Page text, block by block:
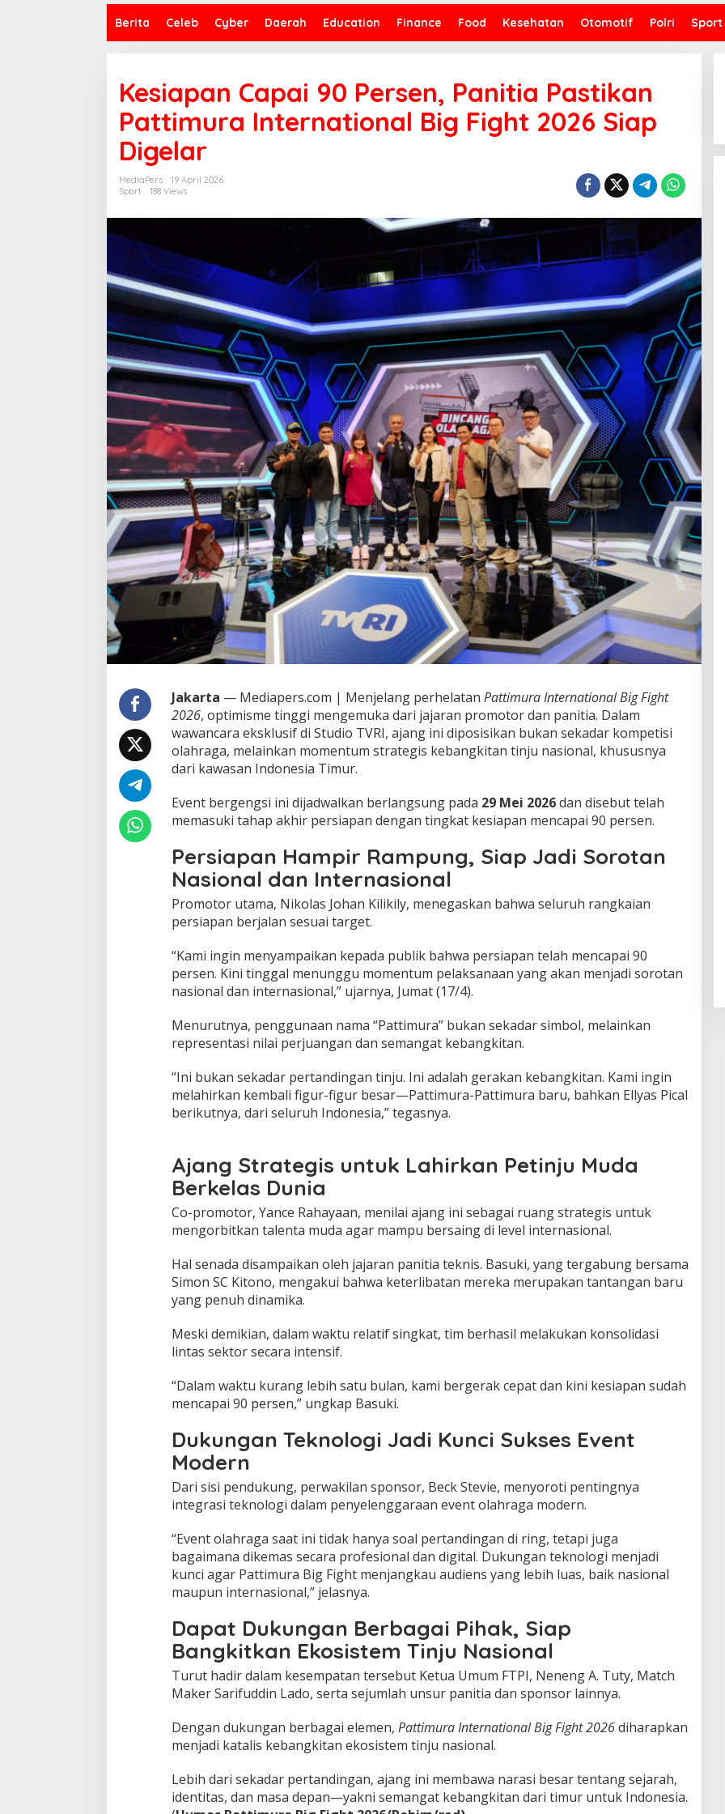
Berita Celeb Cyber Daerah Education Finance Food Kesehatan Otomotif Polri Sport
Kesiapan Capai 90 Persen, Panitia Pastikan
Pattimura International Big Fight 2026 Siap
Digelar
MediaPers
19 April 2026
Sport
188 Views
Jakarta — Mediapers.com | Menjelang perhelatan Pattimura International Big Fight
2026, optimisme tinggi mengemuka dari jajaran promotor dan panitia. Dalam
wawancara eksklusif di Studio TVRI, ajang ini diposisikan bukan sekadar kompetisi
olahraga, melainkan momentum strategis kebangkitan tinju nasional, khususnya
dari kawasan Indonesia Timur.
Event bergengsi ini dijadwalkan berlangsung pada 29 Mei 2026dan disebut telah
memasuki tahap akhir persiapan dengan tingkat kesiapan mencapai 90 persen.
Persiapan Hampir Rampung, Siap Jadi Sorotan
Nasional dan Internasional
Promotor utama, Nikolas Johan Kilikily, menegaskan bahwa seluruh rangkaian
persiapan berjalan sesuai target.
“Kami ingin menyampaikan kepada publik bahwa persiapan telah mencapai 90
persen. Kini tinggal menunggu momentum pelaksanaan yang akan menjadi sorotan
nasional dan internasional,” ujarnya, Jumat (17/4).
Menurutnya, penggunaan nama “Pattimura” bukan sekadar simbol, melainkan
representasi nilai perjuangan dan semangat kebangkitan.
“Ini bukan sekadar pertandingan tinju. Ini adalah gerakan kebangkitan. Kami ingin
melahirkan kembali figur-figur besar—Pattimura-Pattimura baru, bahkan Ellyas Pical
berikutnya, dari seluruh Indonesia,” tegasnya.
Ajang Strategis untuk Lahirkan Petinju Muda
Berkelas Dunia
Co-promotor, Yance Rahayaan, menilai ajang ini sebagai ruang strategis untuk
mengorbitkan talenta muda agar mampu bersaing di level internasional.
Hal senada disampaikan oleh jajaran panitia teknis. Basuki, yang tergabung bersama
Simon SC Kitono, mengakui bahwa keterlibatan mereka merupakan tantangan baru
yang penuh dinamika.
Meski demikian, dalam waktu relatif singkat, tim berhasil melakukan konsolidasi
lintas sektor secara intensif.
“Dalam waktu kurang lebih satu bulan, kami bergerak cepat dan kini kesiapan sudah
mencapai 90 persen,” ungkap Basuki.
Dukungan Teknologi Jadi Kunci Sukses Event
Modern
Dari sisi pendukung, perwakilan sponsor, Beck Stevie, menyoroti pentingnya
integrasi teknologi dalam penyelenggaraan event olahraga modern.
“Event olahraga saat ini tidak hanya soal pertandingan di ring, tetapi juga
bagaimana dikemas secara profesional dan digital. Dukungan teknologi menjadi
kunci agar Pattimura Big Fight menjangkau audiens yang lebih luas, baik nasional
maupun internasional,” jelasnya.
Dapat Dukungan Berbagai Pihak, Siap
Bangkitkan Ekosistem Tinju Nasional
Turut hadir dalam kesempatan tersebut Ketua Umum FTPI, Neneng A. Tuty, Match
MakerSarifuddin Lado, serta sejumlah unsur panitia dan sponsor lainnya.
Dengan dukungan berbagai elemen, Pattimura International Big Fight 2026diharapkan
menjadi katalis kebangkitan ekosistem tinju nasional.
Lebih dari sekadar pertandingan, ajang ini membawa narasi besar tentang sejarah,
identitas, dan masa depan—yakni semangat kebangkitan dari timur untuk Indonesia.